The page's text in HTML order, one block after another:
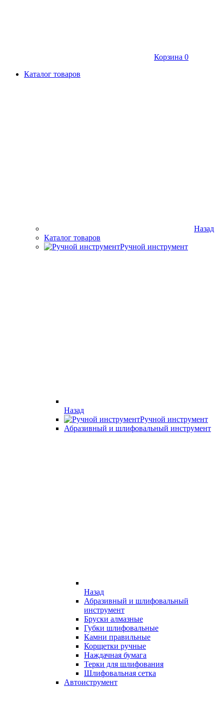
Корзина 0
Каталог товаров
Назад
Каталог товаров
Ручной инструмент
Назад
Ручной инструмент
Абразивный и шлифовальный инструмент
Назад
Абразивный и шлифовальный
инструмент
Бруски алмазные
Губки шлифовальные
Камни правильные
Корщетки ручные
Наждачная бумага
Терки для шлифования
Шлифовальная сетка
Автоиструмент